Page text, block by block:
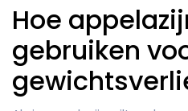
Hoe
gebruiken